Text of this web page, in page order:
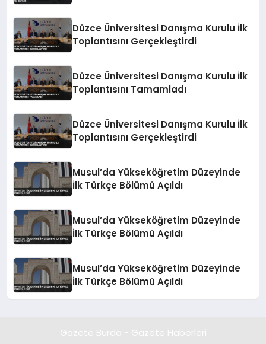
Düzce Üniversitesi Danışma Kurulu İlk
Toplantısını Gerçekleştirdi
Düzce Üniversitesi Danışma Kurulu İlk
Toplantısını Tamamladı
Düzce Üniversitesi Danışma Kurulu İlk
Toplantısını Gerçekleştirdi
Musul’da Yükseköğretim Düzeyinde
İlk Türkçe Bölümü Açıldı
Musul’da Yükseköğretim Düzeyinde
İlk Türkçe Bölümü Açıldı
Musul’da Yükseköğretim Düzeyinde
İlk Türkçe Bölümü Açıldı
Gazete Burda - Gazete Haberleri